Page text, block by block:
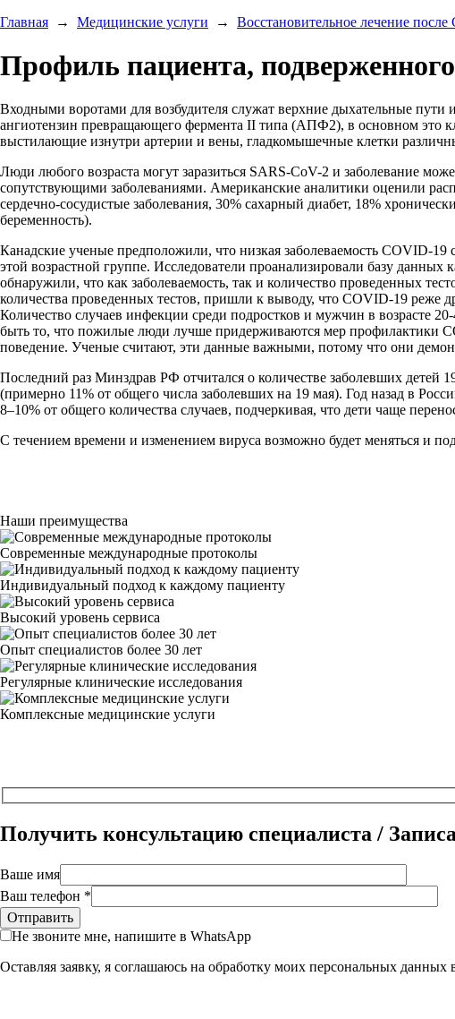
Главная
→ Медицинские услуги → Восстановительное лечение
Профиль пациента,
Входными воротами для возбудителя служат верхние дыхательные
ангиотензин превращающего фермента II типа (АПФ2), в основном это
выстилающие изнутри артерии и вены, гладкомышечные клетки
Люди любого возраста могут заразиться SARS-CoV-2 и заболевание
сопутствующими заболеваниями. Американские аналитики оценили
сердечно-сосудистые заболевания, 30% сахарный диабет, 18%
беременность).
Канадские ученые предположили, что низкая заболеваемость COVID-19
этой возрастной группе. Исследователи проанализировали базу
обнаружили, что как заболеваемость, так и количество проведенных
количества проведенных тестов, пришли к выводу, что COVID-19 реже
Количество случаев инфекции среди подростков и мужчин в возрасте
быть то, что пожилые люди лучше придерживаются мер профилактики
поведение. Ученые считают, эти данные важными, потому что они
Последний раз Минздрав РФ отчитался о количестве заболевших детей
(примерно 11% от общего числа заболевших на 19 мая). Год назад в
8–10% от общего количества случаев, подчеркивая, что дети чаще
С течением времени и изменением вируса возможно будет меняться и
Наши преимущества
Современные международные протоколы
Индивидуальный подход к каждому пациенту
Высокий уровень сервиса
Опыт специалистов более 30 лет
Регулярные клинические исследования
Комплексные медицинские услуги
Получить консультацию специалиста /
Ваше имя
Ваш телефон *
Не звоните мне, напишите в WhatsApp
Оставляя заявку, я соглашаюсь на обработку моих персональных